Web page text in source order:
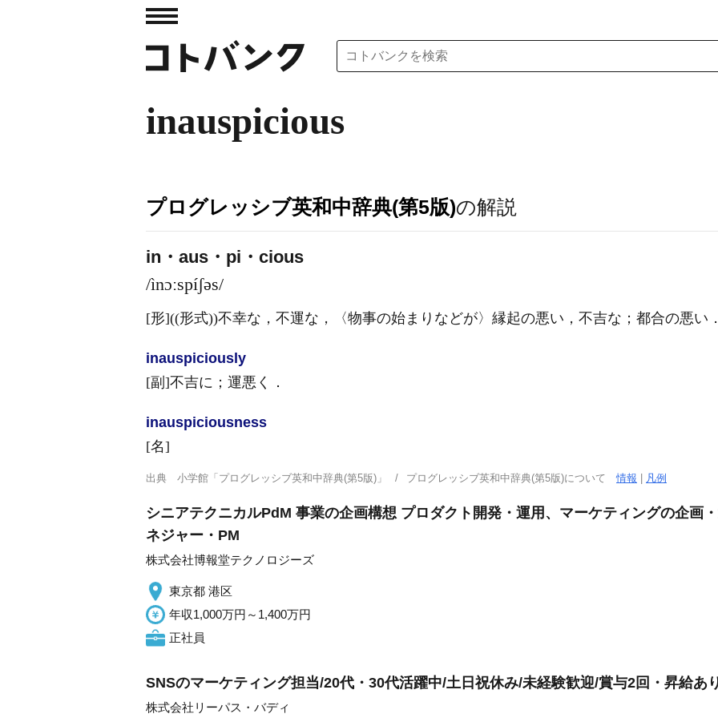
inauspicious
プログレッシブ英和中辞典(第5版)の解説
in・aus・pi・cious
/ìnɔːspíʃəs/
[形]((形式))不幸な，不運な，〈物事の始まりなどが〉縁起の悪い，不吉な；都合の悪い ．
inauspicious ly
[副]不吉に；運悪く ．
inauspiciousness
[名]
出典 小学館「プログレッシブ英和中辞典(第5版)」 プログレッシブ英和中辞典(第5版)について情報 凡例
シニアテクニカルPdM 事業の企画構想 プロダクト開発・運用、マーケティングの企画
ネジャー・PM
株式会社博報堂テクノロジーズ
東京都 港区
年収1,000万円～1,400万円
正社員
SNSのマーケティング担当/20代・30代活躍中/土日祝休み/未経験歓迎/賞与2回・昇給あ
株式会社リーパス・バディ